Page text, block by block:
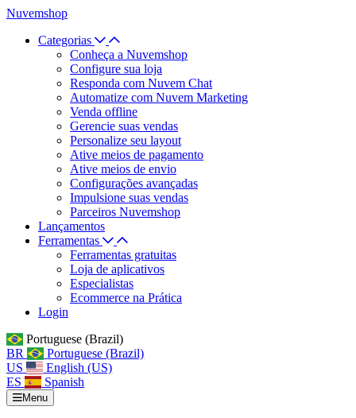
Nuvemshop
Categorias
Conheça a Nuvemshop
Configure sua loja
Responda com Nuvem Chat
Automatize com Nuvem Marketing
Venda offline
Gerencie suas vendas
Personalize seu layout
Ative meios de pagamento
Ative meios de envio
Configurações avançadas
Impulsione suas vendas
Parceiros Nuvemshop
Lançamentos
Ferramentas
Ferramentas gratuitas
Loja de aplicativos
Especialistas
Ecommerce na Prática
Login
Portuguese (Brazil)
BR
Portuguese (Brazil)
US
English (US)
ES
Spanish
Menu